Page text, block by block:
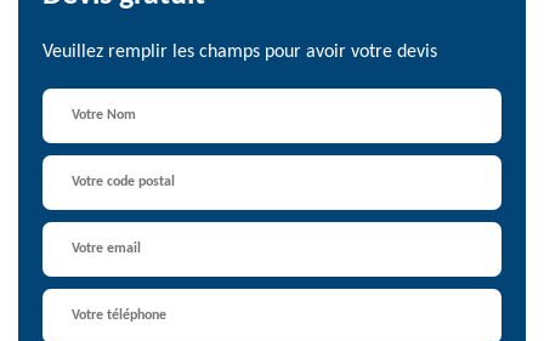
Veuillez remplir les champs pour avoir votre devis